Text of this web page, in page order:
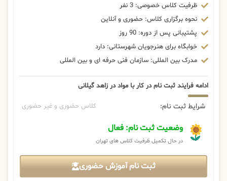
ظرفیت کلاس خصوصی: 3 نفر
نحوه برگزاری کلاس: حضوری و آنلاین
پشتیبانی پس از دوره: 90 روز
خوابگاه برای هنرجویان شهرستانی: دارد
مدرک بین المللی: سازمان فنی حرفه ای و بین المللی
ادامه فرایند ثبت نام در کار با مواد در زاهد گیلانی
شرایط ثبت نام: کلاس حضوری و غیر حضوری
وضعیت ثبت نام: فعال
در حال تکمیل ظرفیت کلاس های تهران
ثبت نام آموزش حضوری